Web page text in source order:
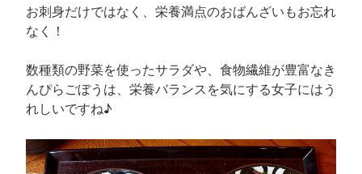
お刺身だけではなく、栄養満点のおばんざいもお忘れ
なく！
数種類の野菜を使ったサラダや、食物繊維が豊富なき
んぴらごぼうは、栄養バランスを気にする女子にはう
れしいですね♪